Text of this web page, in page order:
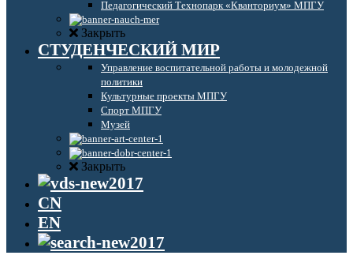
Педагогический Технопарк «Кванториум» МПГУ
Закрыть
СТУДЕНЧЕСКИЙ МИР
Управление воспитательной работы и молодежной
политики
Культурные проекты МПГУ
Спорт МПГУ
Музей
Закрыть
CN
EN